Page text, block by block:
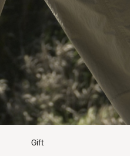
Gift